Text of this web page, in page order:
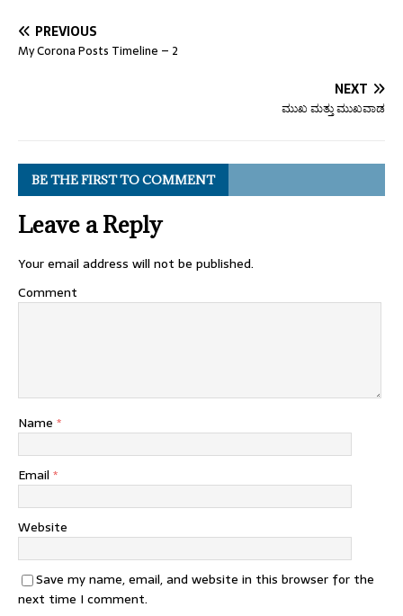
PREVIOUS
My Corona Posts Timeline – 2
NEXT
ಮುಖ ಮತ್ತು ಮುಖವಾಡ
BE THE FIRST TO COMMENT
Leave a Reply
Your email address will not be published.
Comment
Name *
Email *
Website
Save my name, email, and website in this browser for the
next time I comment.